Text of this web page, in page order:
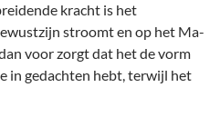
kracht is het
stroomt en op het Ma-
voor zorgt dat het de vorm
in gedachten hebt, terwijl het